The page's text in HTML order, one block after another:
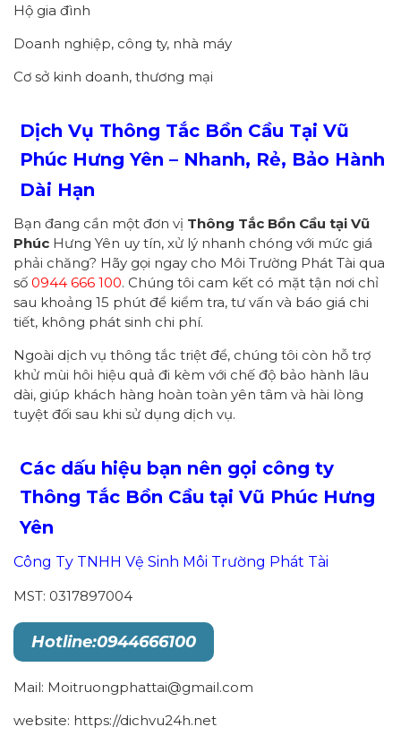
Hộ gia đình
Doanh nghiệp, công ty, nhà máy
Cơ sở kinh doanh, thương mại
Dịch Vụ Thông Tắc Bồn Cầu Tại Vũ
Phúc Hưng Yên – Nhanh, Rẻ, Bảo Hành
Dài Hạn
Bạn đang cần một đơn vị Thông Tắc Bồn Cầu tại Vũ
Phúc Hưng Yên uy tín, xử lý nhanh chóng với mức giá
phải chăng? Hãy gọi ngay cho Môi Trường Phát Tài qua
số 0944 666 100. Chúng tôi cam kết có mặt tận nơi chỉ
sau khoảng 15 phút để kiểm tra, tư vấn và báo giá chi
tiết, không phát sinh chi phí.
Ngoài dịch vụ thông tắc triệt để, chúng tôi còn hỗ trợ
khử mùi hôi hiệu quả đi kèm với chế độ bảo hành lâu
dài, giúp khách hàng hoàn toàn yên tâm và hài lòng
tuyệt đối sau khi sử dụng dịch vụ.
Các dấu hiệu bạn nên gọi công ty
Thông Tắc Bồn Cầu tại Vũ Phúc Hưng
Yên
Công Ty TNHH Vệ Sinh Môi Trường Phát Tài
MST: 0317897004
Hotline:0944666100
Mail: Moitruongphattai@gmail.com
website: https://dichvu24h.net